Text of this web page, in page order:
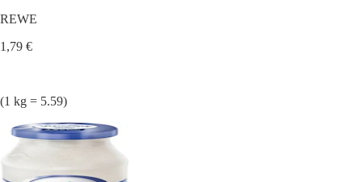
REWE
1,79 €
(1 kg = 5.59)